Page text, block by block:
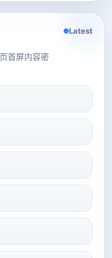
首屏内容密
Latest